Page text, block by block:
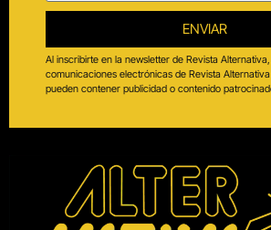
ENVIAR
Al inscribirte en la newsletter de Revista
comunicaciones electrónicas de Revista
pueden contener publicidad o contenido